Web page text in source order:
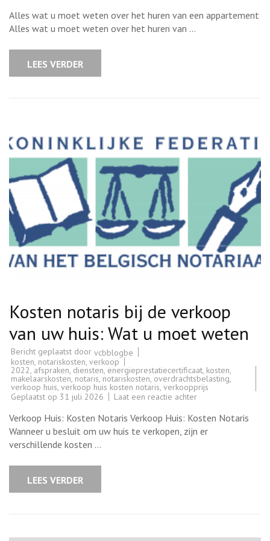
perfecte
Alles wat u moet weten over het huren van een appartement
Alles wat u moet weten over het huren van …
LEES VERDER
Kosten notaris bij de verkoop
van uw huis: Wat u moet weten
Bericht geplaatst door vcbblogbe
kosten, notariskosten, verkoop
2022, afspraken, diensten, energieprestatiecertificaat, kosten,
makelaarskosten, notaris, notariskosten, overdrachtsbelasting,
verkoop huis, verkoop huis kosten notaris, verkoopprijs
Geplaatst op 31 juli 2026 Laat een reactie achterop
notaris
bij
de
verkoop
Verkoop Huis: Kosten Notaris Verkoop Huis: Kosten Notaris
Wanneer u besluit om uw huis te verkopen, zijn er
verschillende kosten …
LEES VERDER